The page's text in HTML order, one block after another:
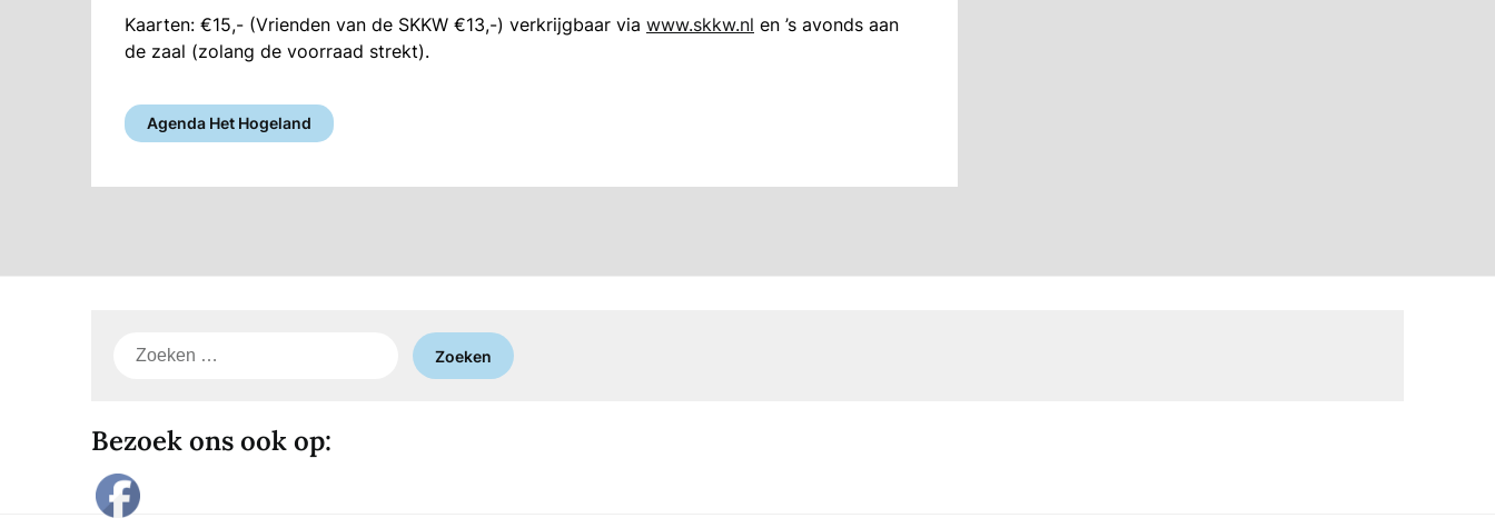
Kaarten: €15,- (Vrienden van de SKKW €13,-) verkrijgbaar via www.skkw.nl en ’s avonds aan
de zaal (zolang de voorraad strekt).
Agenda Het Hogeland
Zoeken
Bezoek ons ook op: